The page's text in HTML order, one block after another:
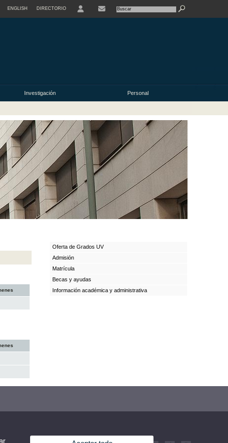
ENGLISH DIRECTORIO
Investigación Personal
Oferta de Grados UV
Admisión
Matrícula
Becas y ayudas
Información académica y administrativa